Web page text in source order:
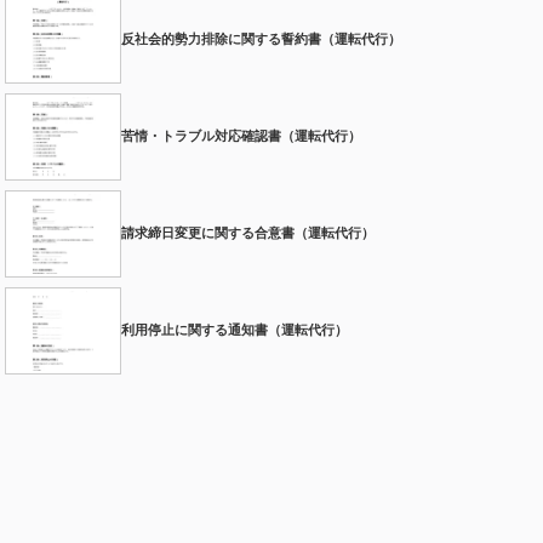
反社会的勢力排除に関する誓約書（運転代行）
苦情・トラブル対応確認書（運転代行）
請求締日変更に関する合意書（運転代行）
利用停止に関する通知書（運転代行）